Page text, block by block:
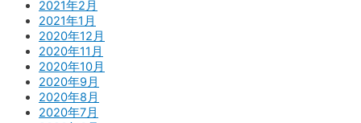
2021年2月
2021年1月
2020年12月
2020年11月
2020年10月
2020年9月
2020年8月
2020年7月